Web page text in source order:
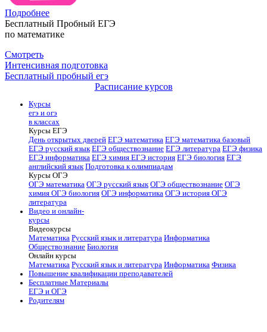
Подробнее
Бесплатный Пробный ЕГЭ
по математике
Смотреть
Интенсивная подготовка
Бесплатный пробный егэ
Расписание курсов
Курсы
егэ и огэ
в классах
Курсы ЕГЭ
День открытых дверей ЕГЭ математика ЕГЭ математика базовый
ЕГЭ русский язык ЕГЭ обществознание ЕГЭ литература ЕГЭ физика
ЕГЭ информатика ЕГЭ химия ЕГЭ история ЕГЭ биология ЕГЭ
английский язык Подготовка к олимпиадам
Курсы ОГЭ
ОГЭ математика ОГЭ русский язык ОГЭ обществознание ОГЭ
химия ОГЭ биология ОГЭ информатика ОГЭ история ОГЭ
литература
Видео и онлайн-
курсы
Видеокурсы
Математика Русский язык и литература Информатика
Обществознание Биология
Онлайн курсы
Математика Русский язык и литература Информатика Физика
Повышение квалификации преподавателей
Бесплатные Материалы
ЕГЭ и ОГЭ
Родителям